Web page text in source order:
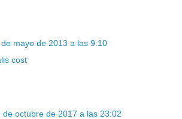
de mayo de 2013 a las 9:10
cost
de octubre de 2017 a las 23:02